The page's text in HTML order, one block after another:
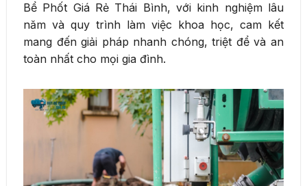
Bể Phốt Giá Rẻ Thái Bình, với kinh nghiệm lâu
năm và quy trình làm việc khoa học, cam kết
mang đến giải pháp nhanh chóng, triệt để và an
toàn nhất cho mọi gia đình.